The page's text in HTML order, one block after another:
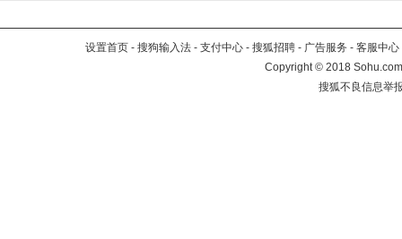
设置首页 - 搜狗输入法 - 支付中心 - 搜狐招聘 - 广告服务 - 客服中心
Copyright©2018
搜狐不良信息举